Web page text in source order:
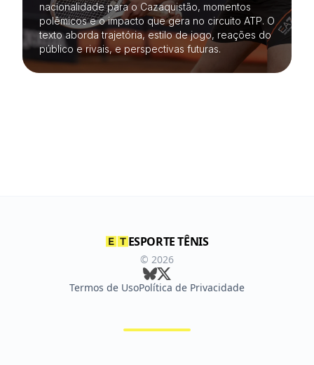
nacionalidade para o Cazaquistão, momentos
polêmicos e o impacto que gera no circuito ATP. O
texto aborda trajetória, estilo de jogo, reações do
público e rivais, e perspectivas futuras.
ESPORTE TÊNIS
© 2026
Termos de UsoPolítica de Privacidade